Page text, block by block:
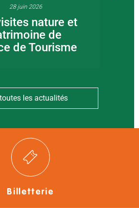
28 juin 2026
nature et
de
de Tourisme
les actualités
Billetterie